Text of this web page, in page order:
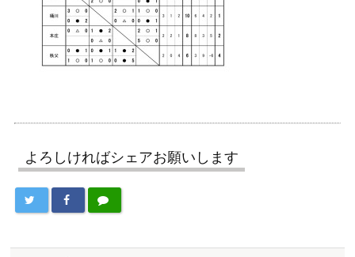
よろしければシェアお願いします